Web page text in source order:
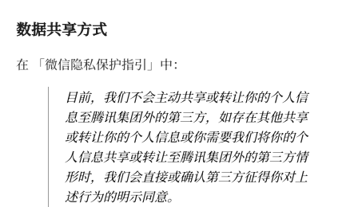
数据共享方式
在 「微信隐私保护指引」中：
目前，我们不会主动共享或转让你的个人信
息至腾讯集团外的第三方，如存在其他共享
或转让你的个人信息或你需要我们将你的个
人信息共享或转让至腾讯集团外的第三方情
形时，我们会直接或确认第三方征得你对上
述行为的明示同意。